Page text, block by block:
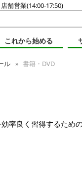
舗営業(14:00-17:50)
これから始める
ル 書籍・DVD
率良く習得するため